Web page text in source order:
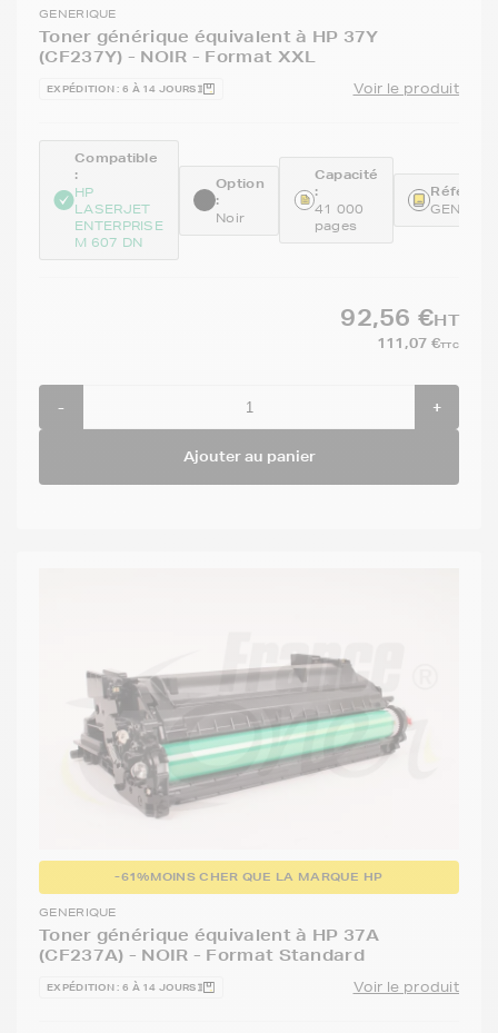
GENERIQUE
Toner générique équivalent à HP 37Y
(CF237Y) - NOIR - Format XXL
EXPÉDITION : 6 À 14 JOURS Voir le produit
Compatible
:
HP
LASERJET
ENTERPRISE
M 607 DN
Option
:
Noir
Capacité
:
41 000
pages
92,56 €HT
111,07 €TTC
- +
Ajouter au panier
-61%MOINS CHER QUE LA MARQUE HP
GENERIQUE
Toner générique équivalent à HP 37A
(CF237A) - NOIR - Format Standard
EXPÉDITION : 6 À 14 JOURS Voir le produit